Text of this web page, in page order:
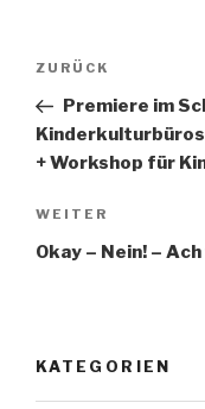
Vorheriger
Beitrag
ZURÜCK
Premiere im
+ Workshop für
Nächster
Beitrag
WEITER
Okay – Nein! –
KATEGORIEN